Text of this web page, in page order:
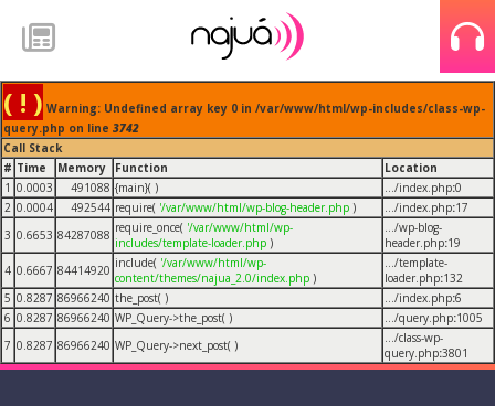
( ! ) Warning: Undefined array key 0 in /var/www/html/wp-includes/class-wp-
query.php on line 3742
Call Stack
# Time Memory Function
Location
1 0.0003 491088 {main}( ) .../index.php:0
2 0.0004 492544 require( '/var/www/html/wp-blog-header.php ) .../index.php:17
3 0.6653 84287088 require_once( '/var/www/html/wp-
includes/template-loader.php )
.../wp-blog-
header.php:19
4 0.6667 84414920 include( '/var/www/html/wp-
content/themes/najua_2.0/index.php )
.../template-
loader.php:132
5 0.8287 86966240 the_post( ) .../index.php:6
6 0.8287 86966240 WP_Query->the_post( ) .../query.php:1005
7 0.8287 86966240 WP_Query->next_post( )
.../class-wp-
query.php:3801